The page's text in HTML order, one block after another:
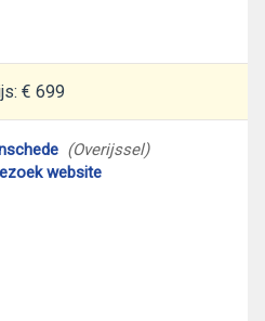
€ 699
(Overijssel)
website